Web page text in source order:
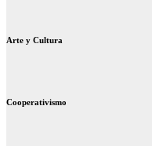
Arte y Cultura
Cooperativismo